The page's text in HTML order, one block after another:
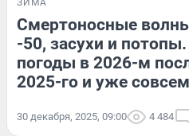
Смертоносные
-50, засухи и
погоды в 2026-м
2025-го и уже
30 декабря, 2025, 09:00 4 484